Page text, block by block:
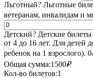
Льготный? Льготные
ветеранам, инвалидам и
Детский? Детские билеты
от 4 до 16 лет. Для детей
ребенок на 1 взрослого). 0
Общая сумма:1500₽
Кол-во билетов:1